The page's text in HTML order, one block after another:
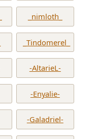
_nimloth_
_Tindomerel_
-AltarieL-
-Enyalie-
-Galadriel-